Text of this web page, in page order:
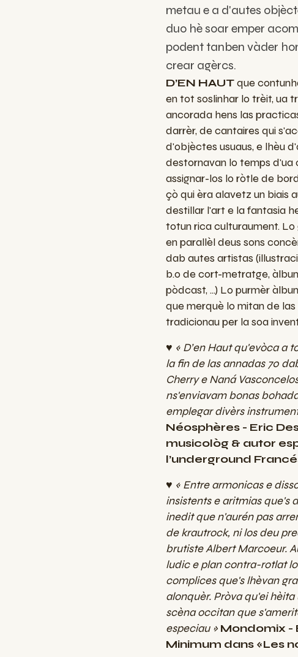
metau e a d'autes
duo hè soar emper
podent tanben vàder
crear agèrcs.
D’EN HAUTque
en tot soslinhar lo trèit, ua
ancorada hens las
darrèr, de cantaires qui
d'objèctes usuaus, e lhèu
destornavan lo temps d'ua
assignar-los lo ròtle de
çò qui èra alavetz un biais
destillar l'art e la fantasia
totun rica culturaument.
en parallèl deus sons
dab autes artistas
b.o de cort-metratge,
pòdcast, ...) Lo purmèr
que merquè lo mitan de
tradicionau per la soa
♥ « D’en Haut qu'evòca a
la fin de las annadas 70
Cherry e Naná
ns'enviavam bonas
emplegar divèrs
Néosphères - Eric
musicològ & autor
l’underground
♥ « Entre armonicas e
insistents e aritmias que's
inedit que n'aurén pas
de krautrock, ni los deu
brutiste Albert Marcoeur.
ludic e plan contra-rotlat
complices que's lhèvan
alonquèr. Pròva qu'ei
scèna occitan que
especiau» Mondomix -
Minimum dans «Les